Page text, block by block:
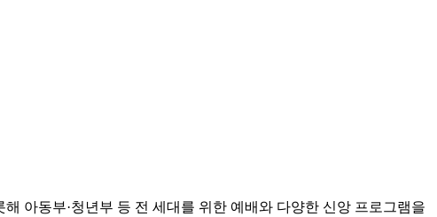
아동부·청년부 등 전 세대를 위한 예배와 다양한 신앙 프로그램을